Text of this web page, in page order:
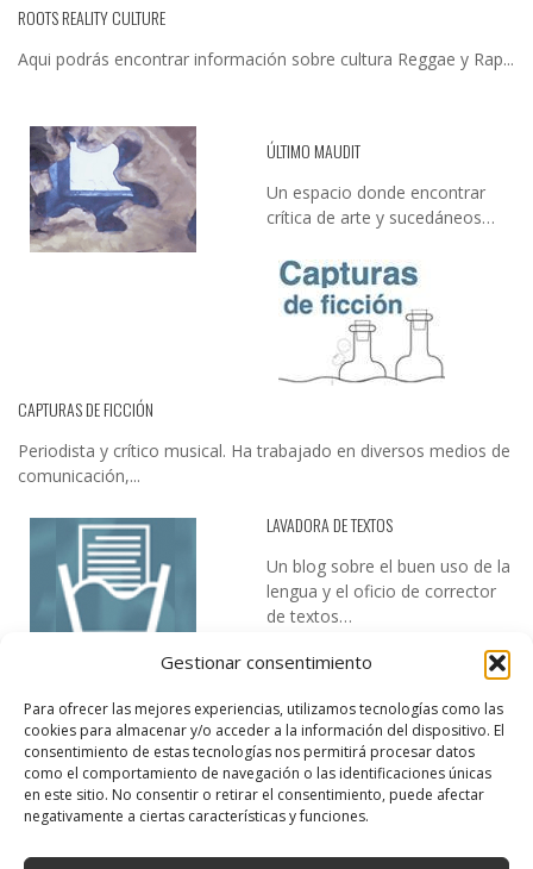
Gestionar consentimiento
Para ofrecer las mejores experiencias, utilizamos tecnologías como las
cookies para almacenar y/o acceder a la información del dispositivo. El
consentimiento de estas tecnologías nos permitirá procesar datos
como el comportamiento de navegación o las identificaciones únicas
en este sitio. No consentir o retirar el consentimiento, puede afectar
negativamente a ciertas características y funciones.
ROOTS REALITY CULTURE
Aqui podrás encontrar información sobre cultura Reggae y Rap...
ÚLTIMO MAUDIT
Un espacio donde encontrar
crítica de arte y sucedáneos…
CAPTURAS DE FICCIÓN
Periodista y crítico musical. Ha trabajado en diversos medios de
comunicación,...
LAVADORA DE TEXTOS
Un blog sobre el buen uso de la
lengua y el oficio de corrector
de textos…
DESIREE MARTÍN